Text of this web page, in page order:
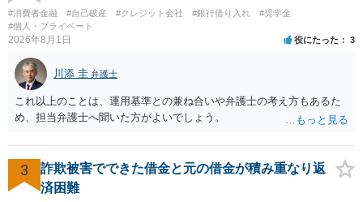
#消費者金融 #自己破産 #クレジット会社 #銀行借り入れ
#奨学金
#個人・プライベート
2026年8月1日 役にたった 3
川添 圭 弁護士
これ以上のことは、運用基準との兼ね合いや弁護士の考え方もあるた
め、担当弁護士へ聞いた方がよいでしょう。
3
詐欺被害でできた借金と元の借金が積み重なり返
済困難